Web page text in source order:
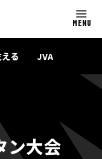
MENU
る JVA
ン大会